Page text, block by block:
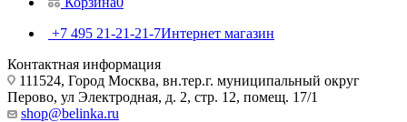
+7 495 21-21-21-7Интернет магазин
Контактная информация
111524, Город Москва, вн.тер.г. муниципальный округ
Перово, ул Электродная, д. 2, стр. 12, помещ. 17/1
shop@belinka.ru